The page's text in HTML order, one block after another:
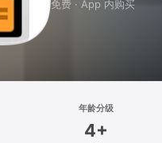
免费 · App 内购买
年龄分级
4+